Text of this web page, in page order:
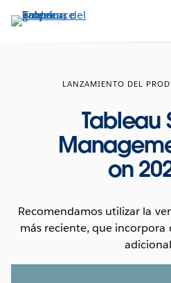
LANZAMIENTO DEL
Tableau
on
Recomendamos utilizar la
más reciente, que incorpora